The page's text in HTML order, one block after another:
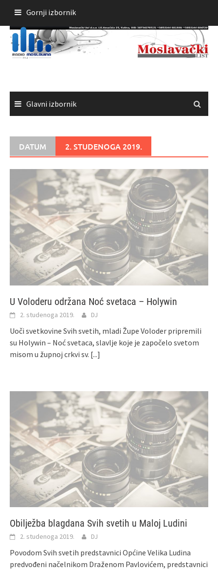
sadržaja
Gornji izbornik
Glavni izbornik
DATUM 2. STUDENOGA 2019.
U Voloderu održana Noć svetaca – Holywin
2. studenoga 2019. DJ
Uoči svetkovine Svih svetih, mladi Župe Voloder pripremili
su Holywin – Noć svetaca, slavlje koje je započelo svetom
misom u župnoj crkvi sv. [...]
Obilježba blagdana Svih svetih u Maloj Ludini
2. studenoga 2019. DJ
Povodom Svih svetih predstavnici Općine Velika Ludina
predvođeni načelnikom Draženom Pavlovićem, predstavnici